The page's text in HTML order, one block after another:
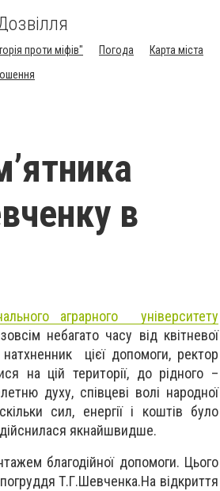
проти міфів" Погода
Карта міста
в
аграрного
університету
небагато часу від квітневої
натхненник цієї допомоги, ректор
на цій території, до рідного –
духу, співцеві волі народної
сил, енергії і коштів було
якнайшвидше.
благодійної допомоги. Цього
Т.Г.Шевченка.На відкриття